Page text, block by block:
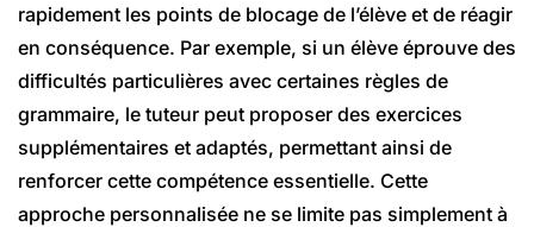
rapidement les points de blocage de l’élève et de réagir
en conséquence. Par exemple, si un élève éprouve des
difficultés particulières avec certaines règles de
grammaire, le tuteur peut proposer des exercices
supplémentaires et adaptés, permettant ainsi de
renforcer cette compétence essentielle. Cette
approche personnalisée ne se limite pas simplement à